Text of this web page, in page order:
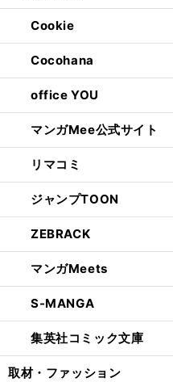
Cookie
Cocohana
office YOU
マンガMee公式サイト
リマコミ
ジャンプTOON
ZEBRACK
マンガMeets
S-MANGA
集英社コミック文庫
取材・ファッション